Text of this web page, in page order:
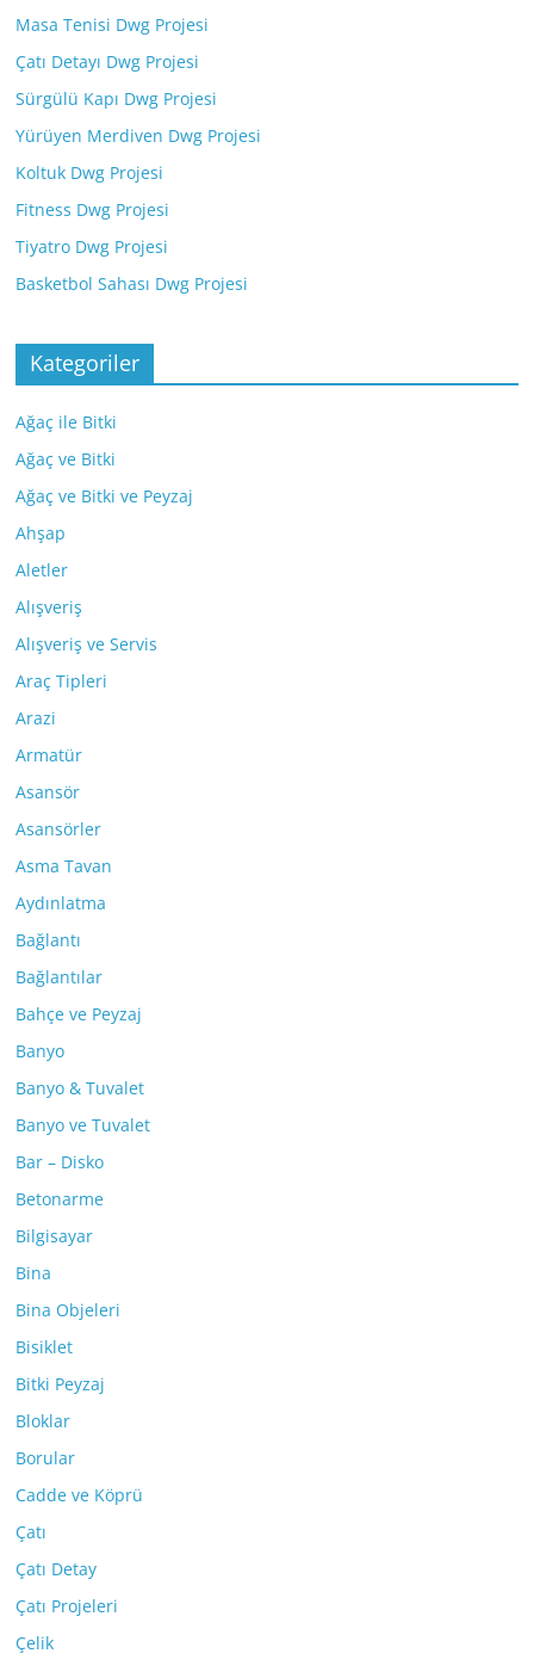
Masa Tenisi Dwg Projesi
Çatı Detayı Dwg Projesi
Sürgülü Kapı Dwg Projesi
Yürüyen Merdiven Dwg Projesi
Koltuk Dwg Projesi
Fitness Dwg Projesi
Tiyatro Dwg Projesi
Basketbol Sahası Dwg Projesi
Kategoriler
Ağaç ile Bitki
Ağaç ve Bitki
Ağaç ve Bitki ve Peyzaj
Ahşap
Aletler
Alışveriş
Alışveriş ve Servis
Araç Tipleri
Arazi
Armatür
Asansör
Asansörler
Asma Tavan
Aydınlatma
Bağlantı
Bağlantılar
Bahçe ve Peyzaj
Banyo
Banyo & Tuvalet
Banyo ve Tuvalet
Bar – Disko
Betonarme
Bilgisayar
Bina
Bina Objeleri
Bisiklet
Bitki Peyzaj
Bloklar
Borular
Cadde ve Köprü
Çatı
Çatı Detay
Çatı Projeleri
Çelik